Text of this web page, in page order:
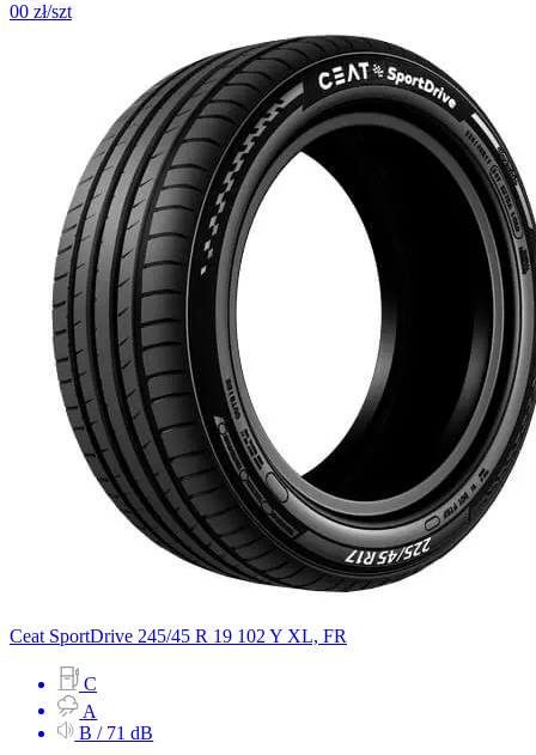
00 zł/szt
Ceat SportDrive 245/45 R 19 102 Y XL, FR
C
A
B / 71 dB